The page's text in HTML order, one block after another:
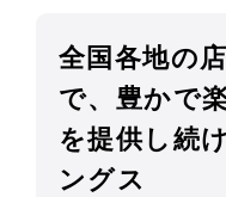
全国各地の
で、豊かで
を提供し続
ングス